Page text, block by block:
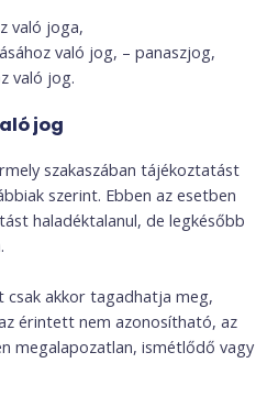
való joga,
való jog, – panaszjog,
való jog.
jog
szakaszában tájékoztatást
szerint. Ebben az esetben
haladéktalanul, de legkésőbb
akkor tagadhatja meg,
érintett nem azonosítható, az
megalapozatlan, ismétlődő vagy